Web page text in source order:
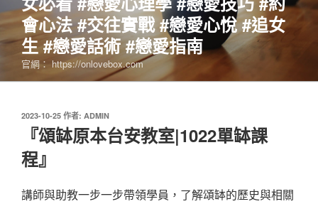
會心法 #交往實戰 #戀愛心悅 #追女
生 #戀愛話術 #戀愛指南
官網： https://onlovebox.com
發
2023-10-25 作者: ADMIN
『頌缽原本台安教室|1022單缽課
程』
講師與助教一步一步帶領學員，了解頌缽的歷史與相關